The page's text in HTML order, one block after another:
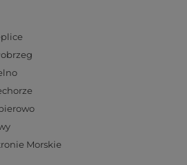
Morskie